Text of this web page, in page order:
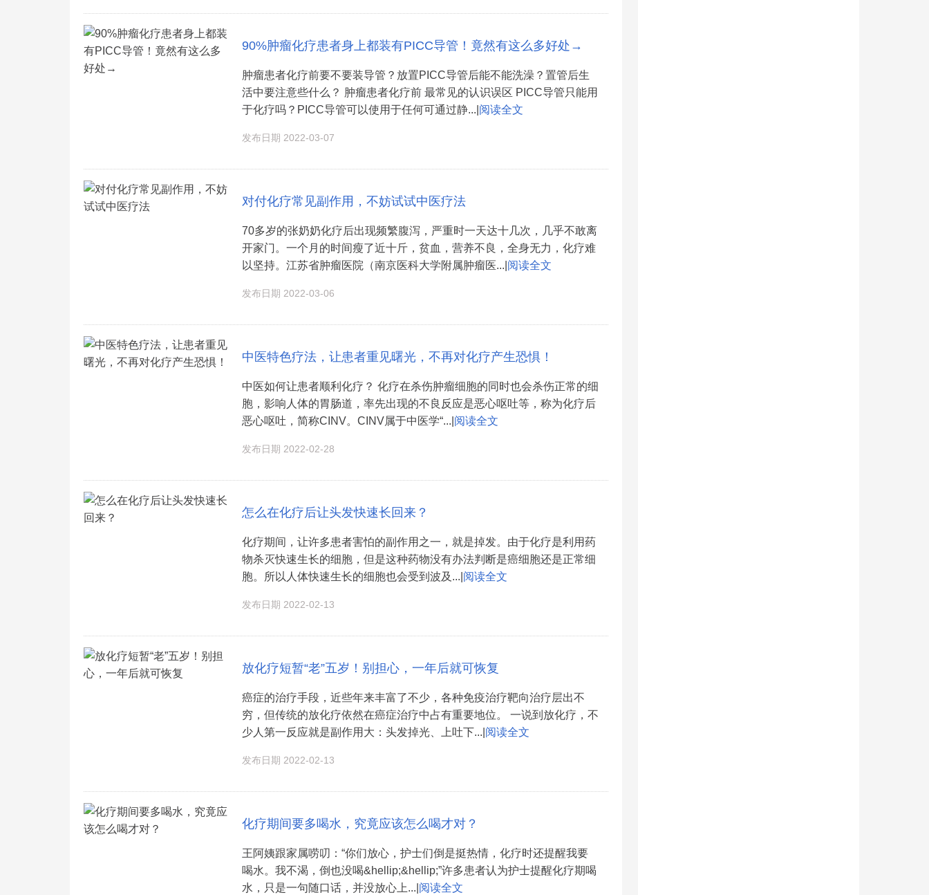
90%肿瘤化疗患者身上都装有PICC导管！竟然有这么多好处→
肿瘤患者化疗前要不要装导管？放置PICC导管后能不能洗澡？置管后生
活中要注意些什么？ 肿瘤患者化疗前 最常见的认识误区 PICC导管只能用
于化疗吗？PICC导管可以使用于任何可通过静...| 阅读全文
发布日期 2022-03-07
对付化疗常见副作用，不妨试试中医疗法
70多岁的张奶奶化疗后出现频繁腹泻，严重时一天达十几次，几乎不敢离
开家门。一个月的时间瘦了近十斤，贫血，营养不良，全身无力，化疗难
以坚持。江苏省肿瘤医院（南京医科大学附属肿瘤医...| 阅读全文
发布日期 2022-03-06
中医特色疗法，让患者重见曙光，不再对化疗产生恐惧！
中医如何让患者顺利化疗？ 化疗在杀伤肿瘤细胞的同时也会杀伤正常的细
胞，影响人体的胃肠道，率先出现的不良反应是恶心呕吐等，称为化疗后
恶心呕吐，简称CINV。CINV属于中医学“...| 阅读全文
发布日期 2022-02-28
怎么在化疗后让头发快速长回来？
化疗期间，让许多患者害怕的副作用之一，就是掉发。由于化疗是利用药
物杀灭快速生长的细胞，但是这种药物没有办法判断是癌细胞还是正常细
胞。所以人体快速生长的细胞也会受到波及...| 阅读全文
发布日期 2022-02-13
放化疗短暂“老”五岁！别担心，一年后就可恢复
癌症的治疗手段，近些年来丰富了不少，各种免疫治疗靶向治疗层出不
穷，但传统的放化疗依然在癌症治疗中占有重要地位。 一说到放化疗，不
少人第一反应就是副作用大：头发掉光、上吐下...| 阅读全文
发布日期 2022-02-13
化疗期间要多喝水，究竟应该怎么喝才对？
王阿姨跟家属唠叨：“你们放心，护士们倒是挺热情，化疗时还提醒我要
喝水。我不渴，倒也没喝&hellip;&hellip;”许多患者认为护士提醒化疗期喝
水，只是一句随口话，并没放心上...| 阅读全文